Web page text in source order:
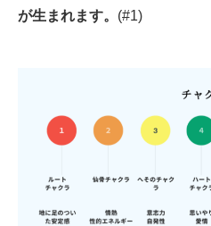
が生まれます。 (#1)